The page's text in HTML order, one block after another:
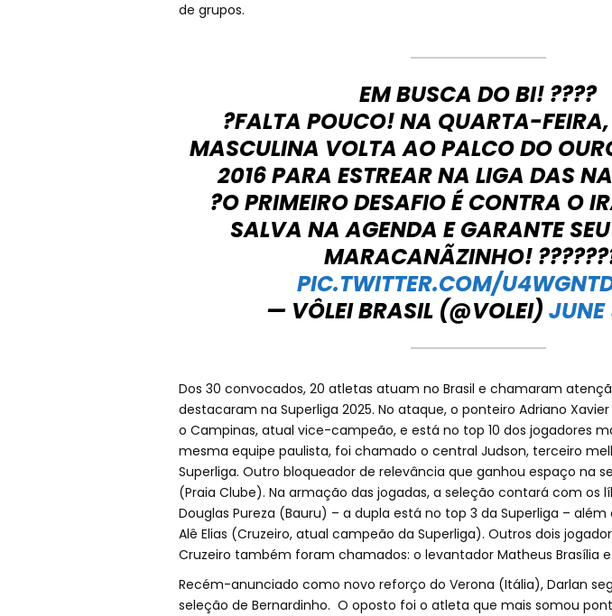
de grupos.
EM BUSCA DO BI! ????
?FALTA POUCO! NA QUARTA-
MASCULINA VOLTA AO PALCO DO
2016 PARA ESTREAR NA LIGA DAS
?O PRIMEIRO DESAFIO É CONTRA O
SALVA NA AGENDA E GARANTE
MARACANÃZINHO!
PIC.TWITTER.COM/
— VÔLEI BRASIL (@VOLEI)
Dos 30 convocados, 20 atletas atuam no Brasil e chamaram
destacaram na Superliga 2025. No ataque, o ponteiro Adriano
o Campinas, atual vice-campeão, e está no top 10 dos jogadores
mesma equipe paulista, foi chamado o central Judson, terceiro
Superliga. Outro bloqueador de relevância que ganhou espaço na
(Praia Clube). Na armação das jogadas, a seleção contará com os
Douglas Pureza (Bauru) – a dupla está no top 3 da Superliga –
Alê Elias (Cruzeiro, atual campeão da Superliga). Outros dois
Cruzeiro também foram chamados: o levantador Matheus Brasília
Recém-anunciado como novo reforço do Verona (Itália), Darlan
seleção de Bernardinho. O oposto foi o atleta que mais somou